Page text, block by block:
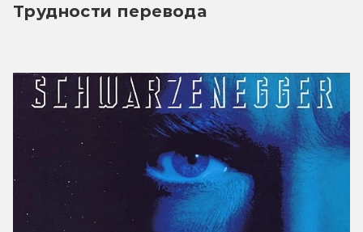
Трудности перевода